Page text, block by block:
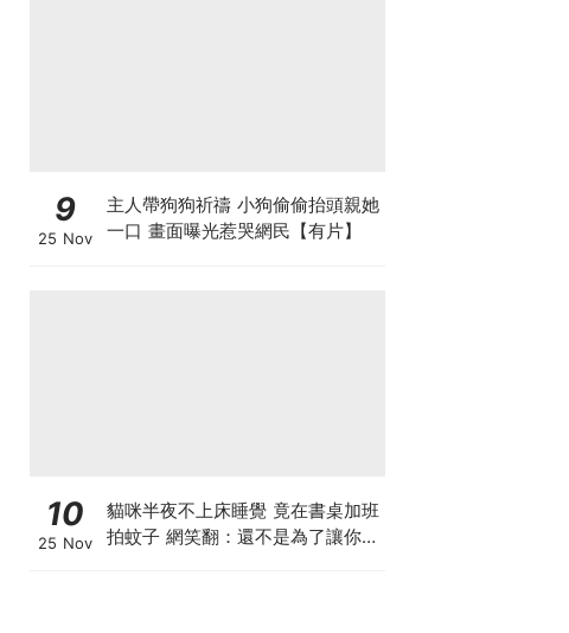
9
25 Nov
主人帶狗狗祈禱 小狗偷偷抬頭親她
一口 畫面曝光惹哭網民【有片】
10
25 Nov
貓咪半夜不上床睡覺 竟在書桌加班
拍蚊子 網笑翻：還不是為了讓你睡